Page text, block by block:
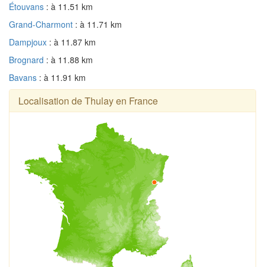
Étouvans : à 11.51 km
Grand-Charmont : à 11.71 km
Dampjoux : à 11.87 km
Brognard : à 11.88 km
Bavans : à 11.91 km
Localisation de Thulay en France